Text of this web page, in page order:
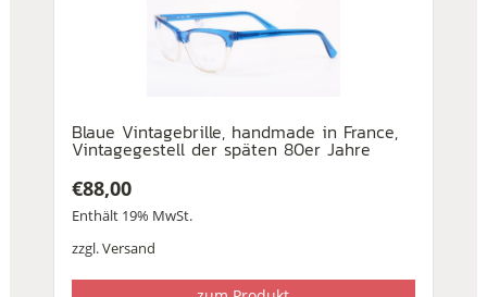
Blaue Vintagebrille, handmade in France,
Vintagegestell der späten 80er Jahre
€88,00
Enthält 19% MwSt.
zzgl.Versand